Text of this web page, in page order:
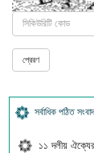
সর্বাধিক পঠিত সংবাদ
১১ দলীয়